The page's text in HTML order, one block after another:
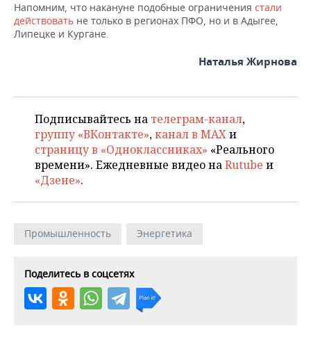
Напомним, что накануне подобные ограничения стали
действовать не только в регионах ПФО, но и в Адыгее,
Липецке и Кургане.
Наталья Жирнова
Подписывайтесь на телеграм-канал,
группу «ВКонтакте»,канал в MAXи
страницу в «Одноклассниках» «Реального
времени». Ежедневные видео наRutube и
«Дзене».
Промышленность Энергетика
Поделитесь в соцсетях